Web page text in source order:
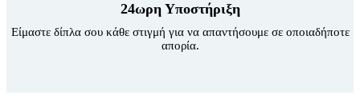
24ωρη Υποστήριξη
Είμαστε δίπλα σου κάθε στιγμή για να απαντήσουμε σε οποιαδήποτε
απορία.